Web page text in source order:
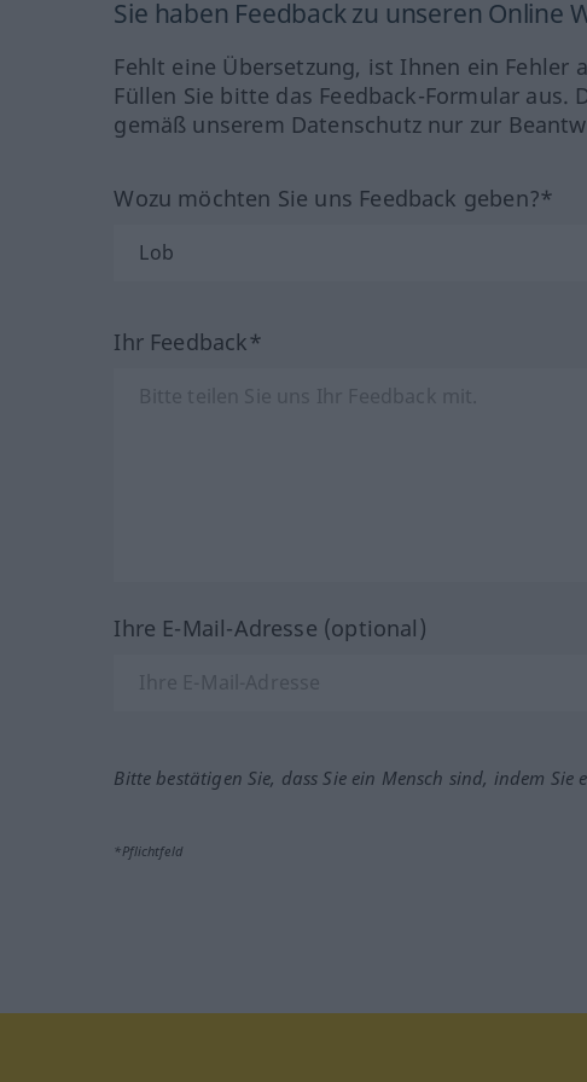
Sie haben Feedback zu unseren Online
Fehlt eine Übersetzung, ist Ihnen ein
Füllen Sie bitte das Feedback-Formular
gemäß unserem Datenschutz nur zur
Wozu möchten Sie uns Feedback geben?*
Ihr Feedback*
Ihre E-Mail-Adresse (optional)
Bitte bestätigen Sie, dass Sie ein Mensch sind, indem Sie
*Pflichtfeld